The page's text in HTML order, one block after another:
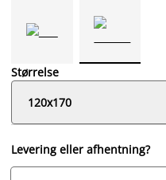
Størrelse
120x170
Levering eller afhentning?